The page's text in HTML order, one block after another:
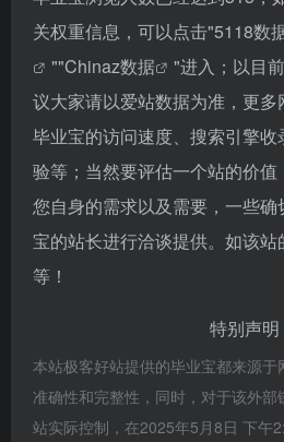
关权重信息，可以点击"5118数
""Chinaz数据
"进入；以目
议大家请以爱站数据为准，更多
毕业宝的访问速度、搜索引擎
验等；当然要评估一个站的价
您自身的需求以及需要，一些
宝的站长进行洽谈提供。如该
等！
特别声明
本站极客好站提供的毕业宝都来源
准确性和完整性，同时，对于该外
站实际控制，在2025年5月8日 下午